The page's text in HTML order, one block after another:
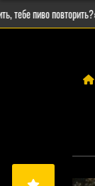
повторить?»